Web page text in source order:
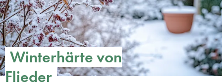
Winterhärte von
Flieder